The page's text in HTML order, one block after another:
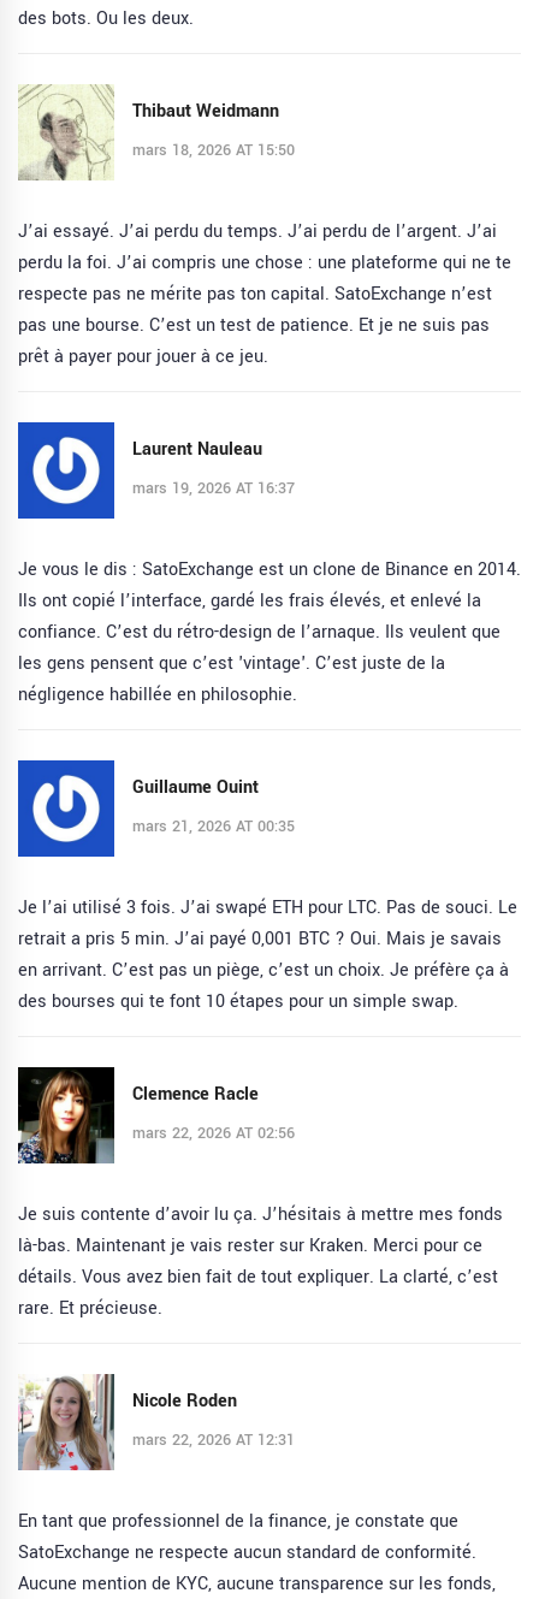
des bots. Ou les deux.
Thibaut Weidmann
mars 18, 2026 AT 15:50
J’ai essayé. J’ai perdu du temps. J’ai perdu de l’argent. J’ai
perdu la foi. J’ai compris une chose : une plateforme qui ne te
respecte pas ne mérite pas ton capital. SatoExchange n’est
pas une bourse. C’est un test de patience. Et je ne suis pas
prêt à payer pour jouer à ce jeu.
Laurent Nauleau
mars 19, 2026 AT 16:37
Je vous le dis : SatoExchange est un clone de Binance en 2014.
Ils ont copié l’interface, gardé les frais élevés, et enlevé la
confiance. C’est du rétro-design de l’arnaque. Ils veulent que
les gens pensent que c’est 'vintage'. C’est juste de la
négligence habillée en philosophie.
Guillaume Ouint
mars 21, 2026 AT 00:35
Je l’ai utilisé 3 fois. J’ai swapé ETH pour LTC. Pas de souci. Le
retrait a pris 5 min. J’ai payé 0,001 BTC ? Oui. Mais je savais
en arrivant. C’est pas un piège, c’est un choix. Je préfère ça à
des bourses qui te font 10 étapes pour un simple swap.
Clemence Racle
mars 22, 2026 AT 02:56
Je suis contente d’avoir lu ça. J’hésitais à mettre mes fonds
là-bas. Maintenant je vais rester sur Kraken. Merci pour ce
détails. Vous avez bien fait de tout expliquer. La clarté, c’est
rare. Et précieuse.
Nicole Roden
mars 22, 2026 AT 12:31
En tant que professionnel de la finance, je constate que
SatoExchange ne respecte aucun standard de conformité.
Aucune mention de KYC, aucune transparence sur les fonds,